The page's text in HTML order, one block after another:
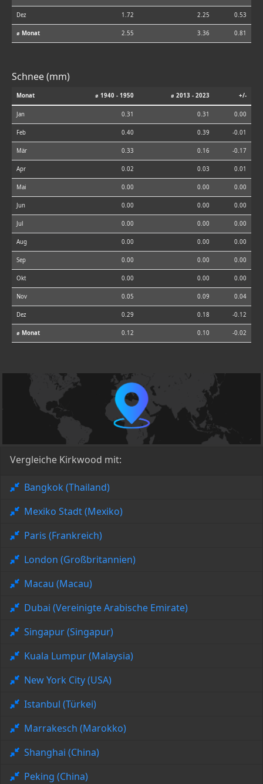
Dez 1.72 2.25 0.53
⌀ Monat 2.55 3.36 0.81
Schnee (mm)
Monat ⌀ 1940 - 1950 ⌀ 2013 - 2023 +/-
Jan 0.31 0.31 0.00
Feb 0.40 0.39 -0.01
Mär 0.33 0.16 -0.17
Apr 0.02 0.03 0.01
Mai 0.00 0.00 0.00
Jun 0.00 0.00 0.00
Jul 0.00 0.00 0.00
Aug 0.00 0.00 0.00
Sep 0.00 0.00 0.00
Okt 0.00 0.00 0.00
Nov 0.05 0.09 0.04
Dez 0.29 0.18 -0.12
⌀ Monat 0.12 0.10 -0.02
Vergleiche Kirkwood mit:
Bangkok (Thailand)
Mexiko Stadt (Mexiko)
Paris (Frankreich)
London (Großbritannien)
Macau (Macau)
Dubai (Vereinigte Arabische Emirate)
Singapur (Singapur)
Kuala Lumpur (Malaysia)
New York City (USA)
Istanbul (Türkei)
Marrakesch (Marokko)
Shanghai (China)
Peking (China)